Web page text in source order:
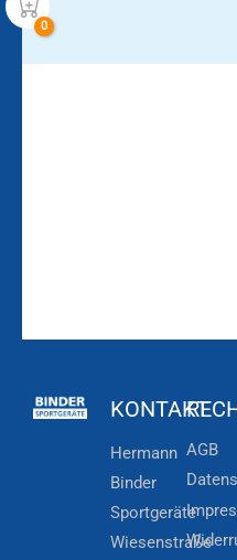
KONTAKT
Hermann
Binder
Sportgeräte
Wiesenstraße
AGB